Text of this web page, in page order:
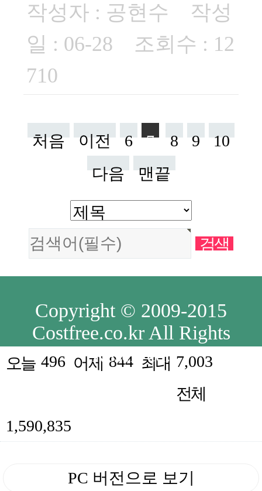
작성자 : 공현수 작성
일 : 06-28 조회수 : 12
710
처음 이전 6 7 8 9
10
다음
맨끝
Copyright © 2009-2015
Costfree.co.kr All Rights
Reserved.
오늘 496 어제 844 최대 7,003
전체
1,590,835
PC 버전으로 보기